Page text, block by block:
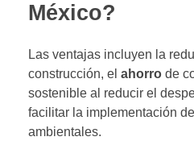
México?
Las ventajas incluyen la
construcción, el ahorro de
sostenible al reducir el
facilitar la implementación
ambientales.